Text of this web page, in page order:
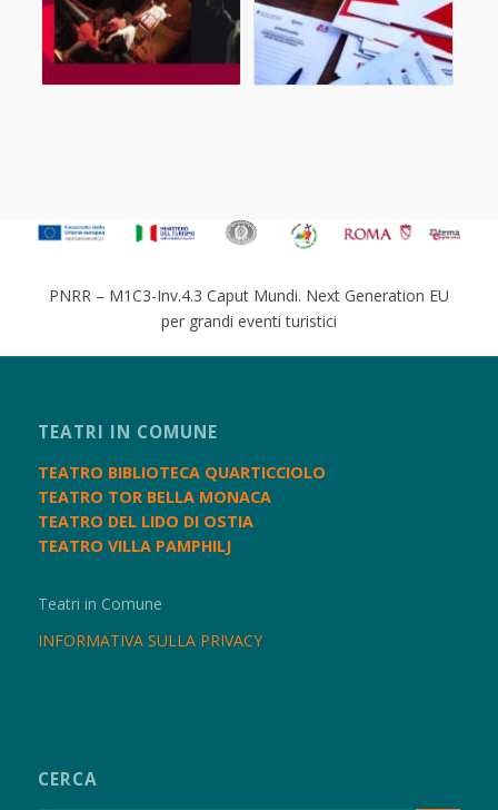
PNRR – M1C3-Inv.4.3 Caput Mundi. Next Generation EU
per grandi eventi turistici
TEATRI IN COMUNE
TEATRO BIBLIOTECA QUARTICCIOLO
TEATRO TOR BELLA MONACA
TEATRO DEL LIDO DI OSTIA
TEATRO VILLA PAMPHILJ
Teatri in Comune
INFORMATIVA SULLA PRIVACY
CERCA